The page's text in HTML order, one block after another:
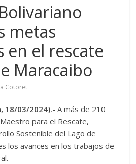
metas
en el rescate
Maracaibo
Cotoret
18/03/2024).-A más de 210
para el Rescate,
Sostenible del Lago de
los avances en los trabajos de